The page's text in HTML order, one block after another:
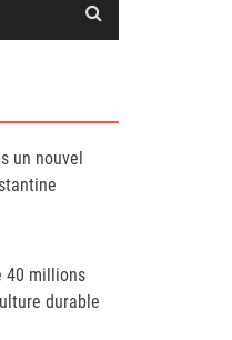
un nouvel
40 millions
durable